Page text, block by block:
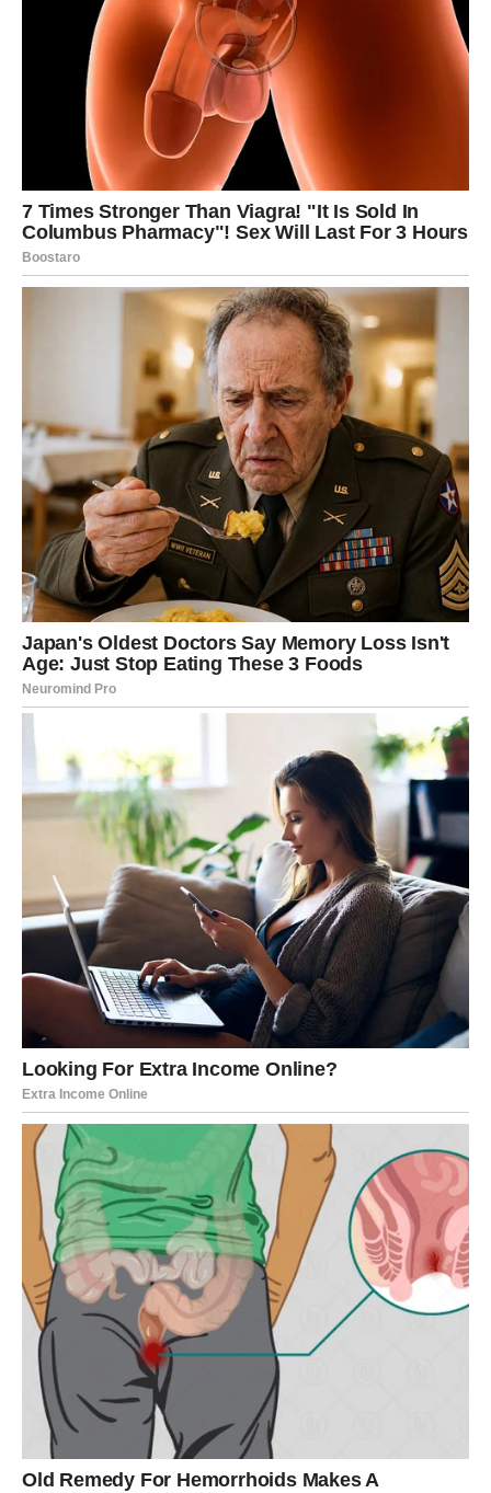
partner konačno razumije ono što vam je potrebno.
Jedna osoba iz prošlosti mogla bi
vam potpuno pomiješati emocije
Zvijezde pokazuju mogućnost povratka osobe koju niste
uspjeli potpuno zaboraviti.
Ta osoba još uvijek nosi emocije prema vama i moguće je
da će pokušati obnoviti kontakt.
Ali ovog puta vi ćete mnogo jasnije vidjeti šta želite.
Nećete više pristajati na odnose koji vam donose stres,
nesigurnost i emotivni haos.
Mnogi Strijelčevi će konačno odlučiti da biraju svoj mir i
sreću umjesto ljudi koji ih stalno vraćaju na stare
probleme.
Finansije i posao donose
pozitivne promjene
Iako će emocije biti u centru pažnje, ni poslovna situacija
neće ostati ista.
Pred vama je sedmica tokom koje biste mogli dobiti
veoma zanimljivu poslovnu priliku, dodatnu zaradu ili
vijest koja će vas pozitivno iznenaditi.
Jedan razgovor mogao bi imati mnogo veći značaj nego
što trenutno mislite.
Mnogi Strijelčevi će tokom ovog perioda osjetiti veliko
olakšanje jer će se problem koji ih dugo opterećuje
konačno početi rješavati.
Zvijezde vam poručuju da više vjerujete sebi jer upravo
sada imate priliku ostvariti mnogo više nego što mislite.